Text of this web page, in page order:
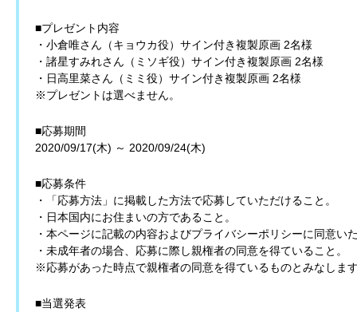
■プレゼント内容
・小倉唯さん（キョウカ役）サイン付き複製原画 2名様
・諸星すみれさん（ミソギ役）サイン付き複製原画 2名様
・日高里菜さん（ミミ役）サイン付き複製原画 2名様
※プレゼントは選べません。
■応募期間
2020/09/17(木) ～ 2020/09/24(木)
■応募条件
・「応募方法」に掲載した方法で応募していただけること。
・日本国内にお住まいの方であること。
・本ページに記載の内容およびプライバシーポリシーに同意い
・未成年者の場合、応募に際し親権者の同意を得ていること。
※応募があった時点で親権者の同意を得ているものとみなしま
■当選発表